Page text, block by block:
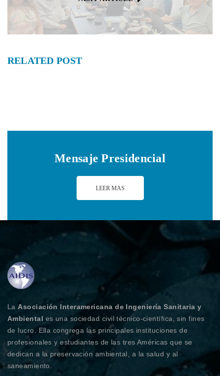
RELATED POST
Mensaje Presidencial
LEER MAS
LaAsociación Interamericana de Ingeniería Sanitaria y
Ambiental es una sociedad civil técnico-científica, sin fines
de lucro. Ella congrega las principales instituciones de
profesionales y estudiantes de las tres Américas que se
dedican a la preservación ambiental, a la salud y al
saneamiento.